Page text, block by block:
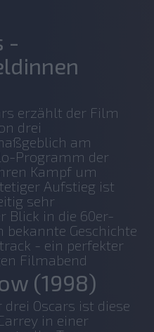
-
erzählt der Film
drei
am
Programm der
Kampf um
Aufstieg ist
sehr
Blick in die 60er-
bekannte Geschichte
- ein perfekter
Filmabend
(1998)
Oscars ist diese
in einer